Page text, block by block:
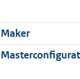
i
n
f
,
M
e
i
n
n
e
Maker